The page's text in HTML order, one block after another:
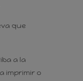
que
a la
imprimir o